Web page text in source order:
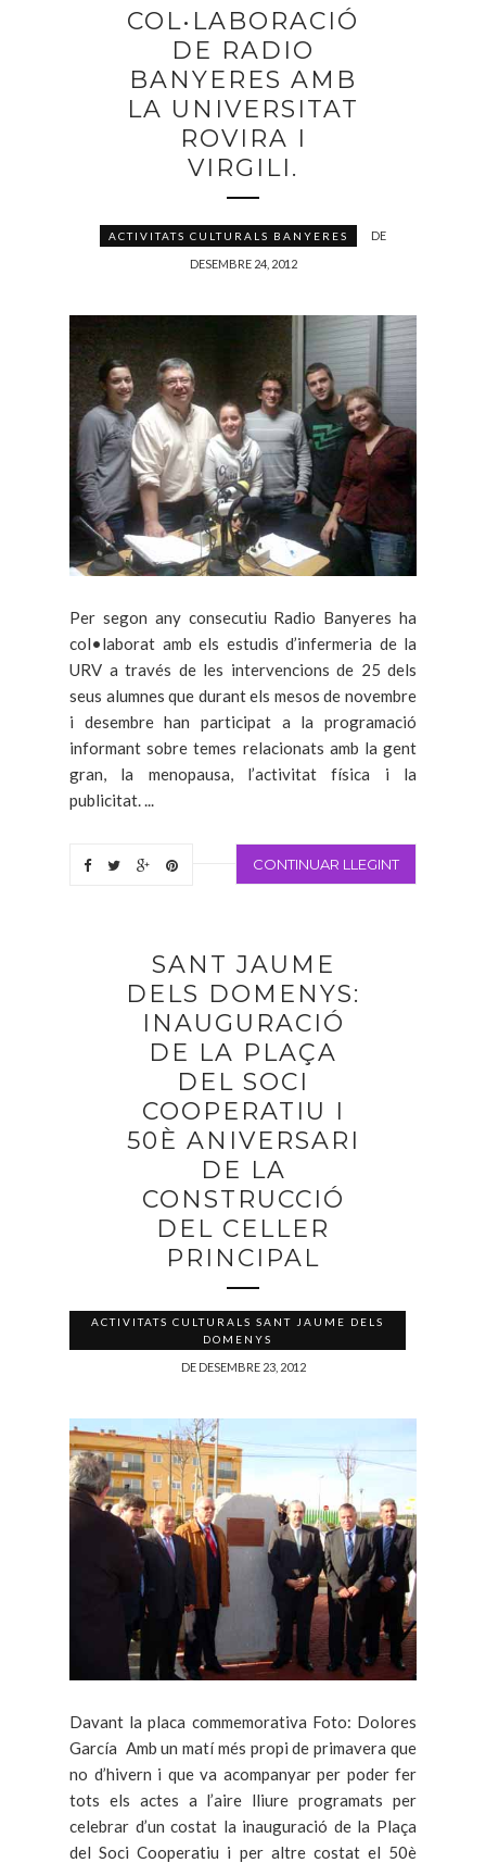
COL•LABORACIÓ
DE RADIO
BANYERES AMB
LA UNIVERSITAT
ROVIRA I
VIRGILI.
ACTIVITATS CULTURALS BANYERES
DE
DESEMBRE 24, 2012
Per segon any consecutiu Radio Banyeres ha
col•laborat amb els estudis d’infermeria de la
URV a través de les intervencions de 25 dels
seus alumnes que durant els mesos de novembre
i desembre han participat a la programació
informant sobre temes relacionats amb la gent
gran, la menopausa, l’activitat física i la
publicitat. ...
CONTINUAR LLEGINT
SANT JAUME
DELS DOMENYS:
INAUGURACIÓ
DE LA PLAÇA
DEL SOCI
COOPERATIU I
50È ANIVERSARI
DE LA
CONSTRUCCIÓ
DEL CELLER
PRINCIPAL
ACTIVITATS CULTURALS SANT JAUME DELS
DOMENYS
DE DESEMBRE 23, 2012
Davant la placa commemorativa Foto: Dolores
García Amb un matí més propi de primavera que
no d’hivern i que va acompanyar per poder fer
tots els actes a l’aire lliure programats per
celebrar d’un costat la inauguració de la Plaça
del Soci Cooperatiu i per altre costat el 50è